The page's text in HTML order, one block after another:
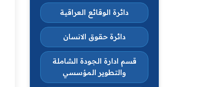
دائرة الوقائع العراقية
دائرة حقوق الانسان
قسم ادارة الجودة الشاملة
والتطوير المؤسسي